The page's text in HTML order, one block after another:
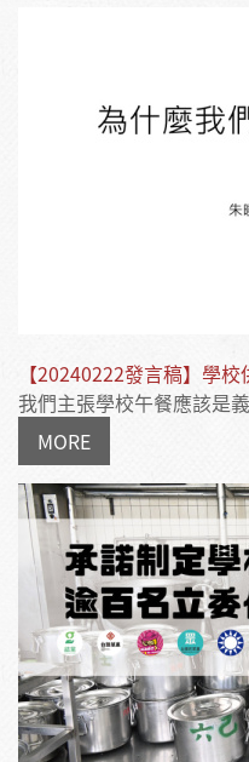
【20240222發言稿】學
我們主張學校午餐應該是
MORE